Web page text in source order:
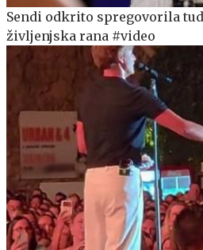
Sendi odkrito spregovorila
življenjska rana #video